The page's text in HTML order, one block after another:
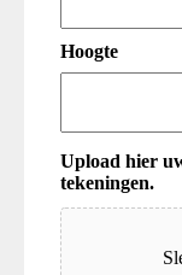
Hoogte
Upload hier
tekeningen.
Upload